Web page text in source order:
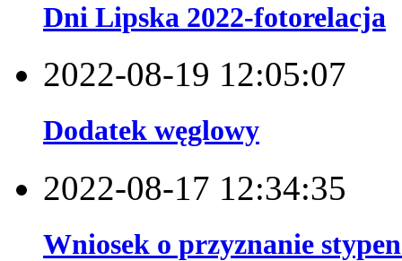
Dni Lipska 2022-fotorelacja
2022-08-19 12:05:07
Dodatek węglowy
2022-08-17 12:34:35
Wniosek o przyznanie